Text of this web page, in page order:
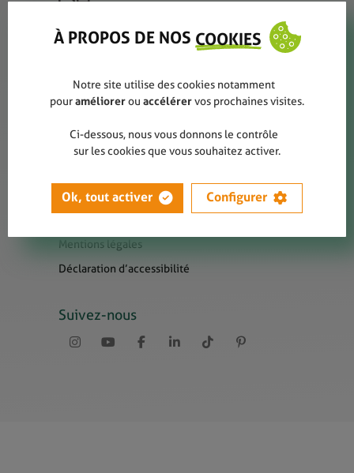
Rapports annuels
Presse
Liens utiles
Mentions légales
Déclaration d’accessibilité
Suivez-nous
À PROPOS DE NOS COOKIES
Notre site utilise des cookies notamment
pouraméliorerou accélérervos prochaines visites.
Ci-dessous, nous vous donnons le contrôle
sur les cookies que vous souhaitez activer.
Ok, tout activer Configurer